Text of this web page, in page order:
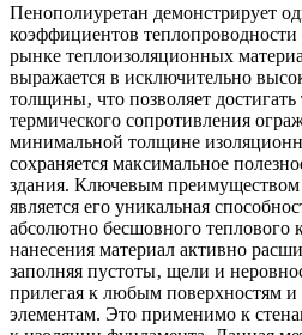
Пенополиуретан демонстрирует
коэффициентов
рынке теплоизоляционных
выражается в исключительно
толщины‚ что позволяет
термического сопротивления
минимальной толщине
сохраняется максимальное
здания. Ключевым
является его уникальная
абсолютно бесшовного теплового
нанесения материал активно
заполняя пустоты‚ щели и
прилегая к любым поверхностям
элементам. Это применимо к